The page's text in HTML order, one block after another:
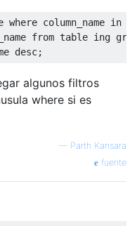
where column_name in
from table ing
desc;
algunos filtros
where si es
— Parth Kansara
fuente